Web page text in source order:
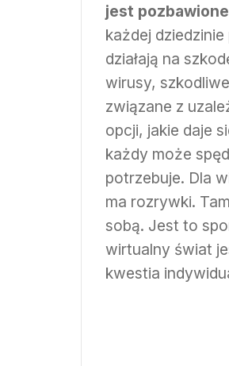
jest
każdej
działają na
wirusy,
związane z
opcji, jakie daje
każdy może
potrzebuje. Dla
ma rozrywki.
sobą. Jest to
wirtualny świat
kwestia